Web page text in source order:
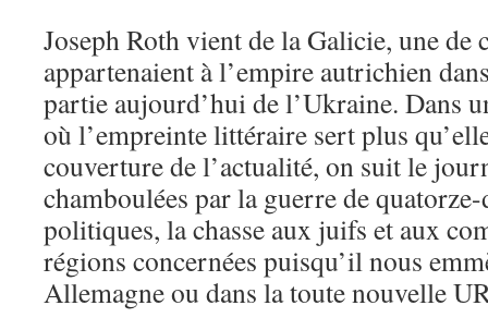
Joseph Roth vient de la Galicie, une de
appartenaient à l’empire autrichien
partie aujourd’hui de l’Ukraine. Dans
où l’empreinte littéraire sert plus
couverture de l’actualité, on suit le
chamboulées par la guerre de
politiques, la chasse aux juifs et aux
régions concernées puisqu’il nous
Allemagne ou dans la toute nouvelle